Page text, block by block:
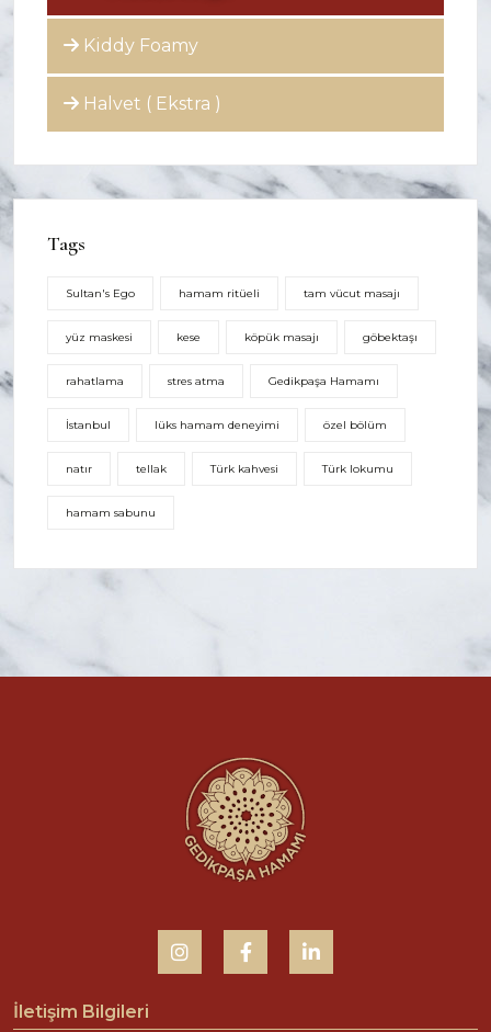
Kiddy Foamy
Halvet ( Ekstra )
Tags
Sultan's Ego hamam ritüeli tam vücut masajı
yüz maskesi kese köpük masajı göbektaşı
rahatlama stres atma Gedikpaşa Hamamı
İstanbul lüks hamam deneyimi özel bölüm
natır tellak Türk kahvesi Türk lokumu
hamam sabunu
İletişim Bilgileri